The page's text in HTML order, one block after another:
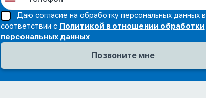
Даю согласие на обработку персональных данных в
соответствии с Политикой в отношении обработки
персональных данных